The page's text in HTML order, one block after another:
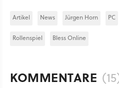
Artikel News Jürgen Horn PC
Rollenspiel Bless Online
KOMMENTARE